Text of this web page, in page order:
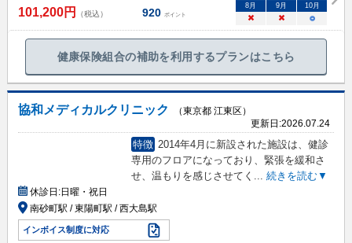
101,200円 （税込） 920 ポイント
8 月 9 月 10月
× × ○
健康保険組合の補助を利用するプランはこちら
協和メディカルクリニック
（東京都 江東区）
更新日:2026.07.24
特徴 2014年4月に新設された施設は、健診
専用のフロアになっており、緊張を緩和さ
せ、温もりを感じさせてく ... 続きを読む▼
休診日:日曜・祝日
南砂町駅 / 東陽町駅 / 西大島駅
インボイス制度に対応